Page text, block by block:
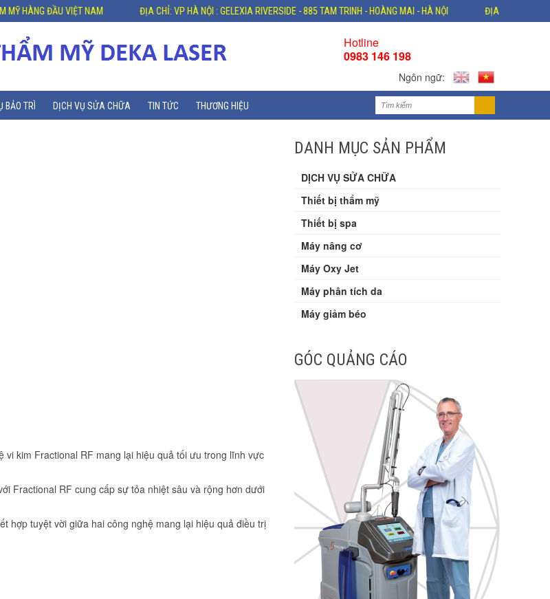
ĐẦU VIỆT NAM ĐỊA CHỈ: VP HÀ NỘI : GELEXIA RIVERSIDE - 885 TAM TRINH - HOÀNG MAI - HÀ NỘI ĐỊA CHỈ: VP ĐÀ NẴNG
Hotline
0983 146 198
Ngôn ngữ:
BẢO TRÌ DỊCH VỤ SỬA CHỮA TIN TỨC THƯƠNG HIỆU
kim Fractional RF mang lại hiệu quả tối ưu trong lĩnh vực
Fractional RF cung cấp sự tỏa nhiệt sâu và rộng hơn dưới
hợp tuyệt vời giữa hai công nghệ mang lại hiệu quả điều trị
DANH MỤC SẢN PHẨM
DỊCH VỤ SỬA CHỮA
Thiết bị thẩm mỹ
Thiết bị spa
Máy nâng cơ
Máy Oxy Jet
Máy phân tích da
Máy giảm béo
GÓC QUẢNG CÁO